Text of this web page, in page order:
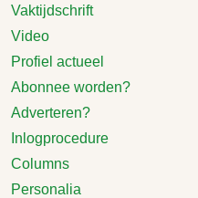
Vaktijdschrift
Video
Profiel actueel
Abonnee worden?
Adverteren?
Inlogprocedure
Columns
Personalia